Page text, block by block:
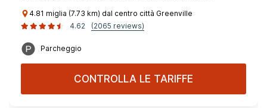
4.81 miglia (7.73 km) dal centro città Greenville
4.62
(2065 reviews)
Parcheggio
CONTROLLA LE TARIFFE